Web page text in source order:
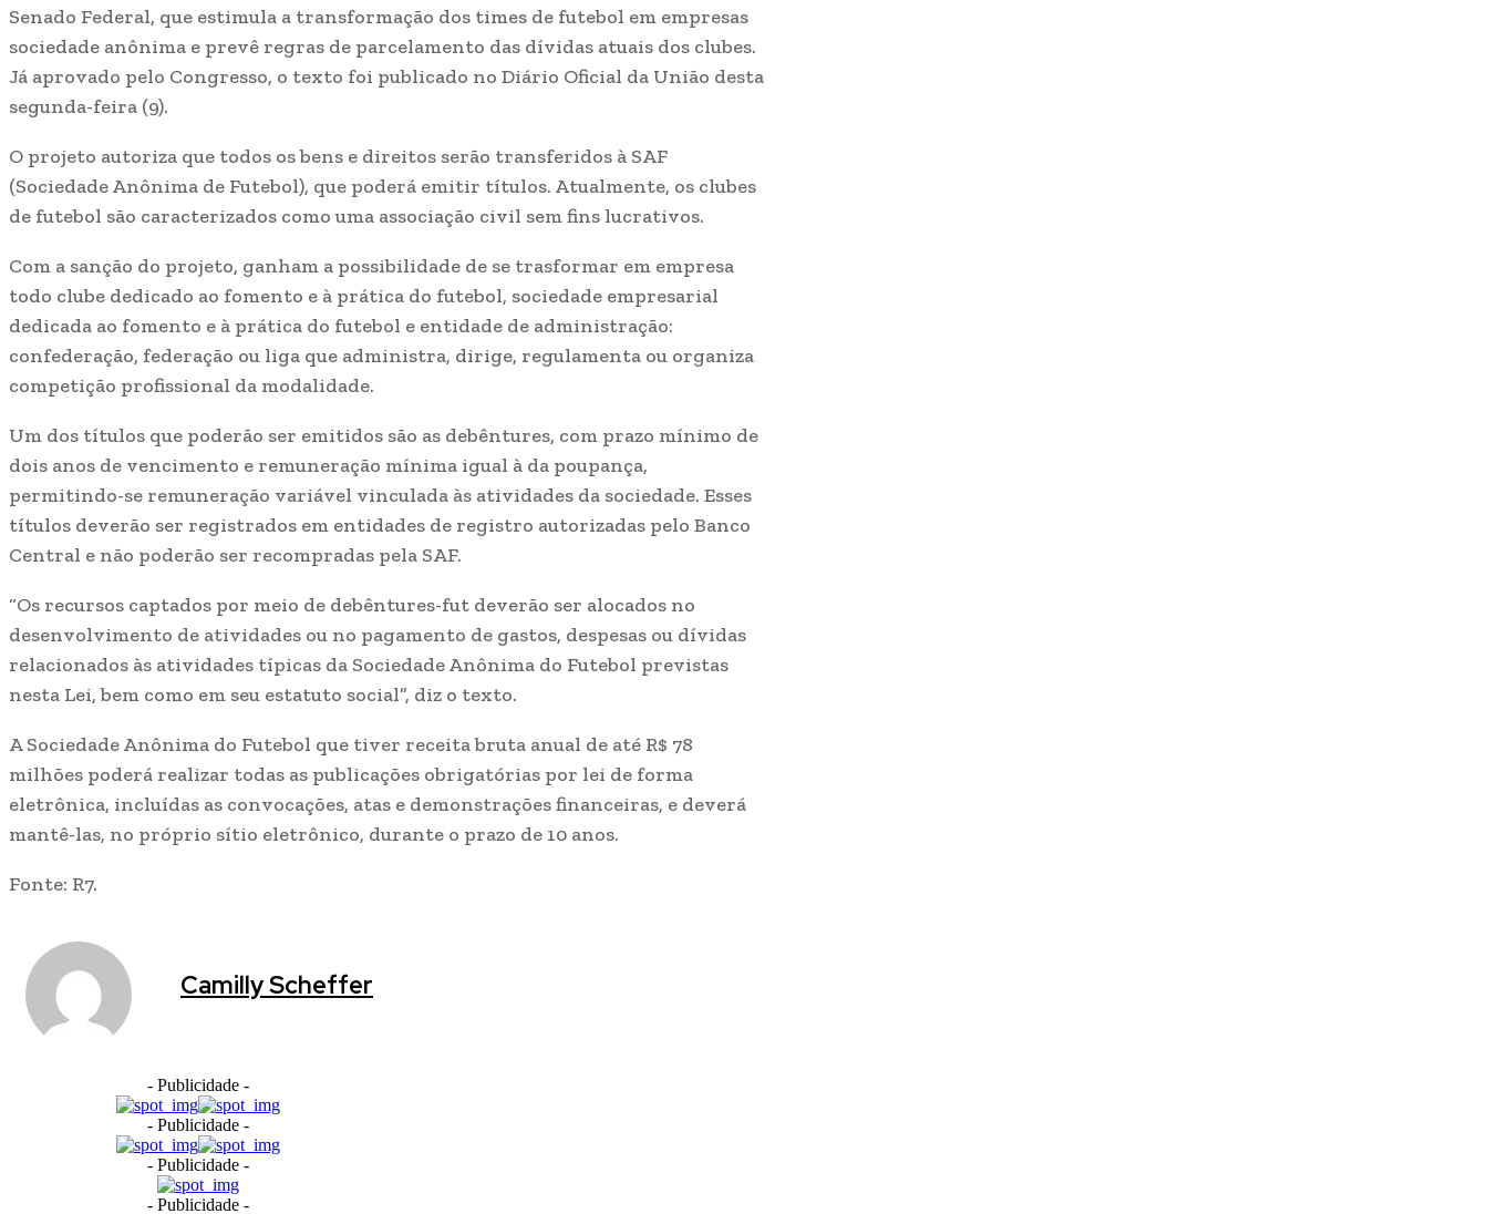
Senado Federal, que estimula a transformação dos times de futebol em empresas
sociedade anônima e prevê regras de parcelamento das dívidas atuais dos clubes.
Já aprovado pelo Congresso, o texto foi publicado no Diário Oficial da União desta
segunda-feira (9).
O projeto autoriza que todos os bens e direitos serão transferidos à SAF
(Sociedade Anônima de Futebol), que poderá emitir títulos. Atualmente, os clubes
de futebol são caracterizados como uma associação civil sem fins lucrativos.
Com a sanção do projeto, ganham a possibilidade de se trasformar em empresa
todo clube dedicado ao fomento e à prática do futebol, sociedade empresarial
dedicada ao fomento e à prática do futebol e entidade de administração:
confederação, federação ou liga que administra, dirige, regulamenta ou organiza
competição profissional da modalidade.
Um dos títulos que poderão ser emitidos são as debêntures, com prazo mínimo de
dois anos de vencimento e remuneração mínima igual à da poupança,
permitindo-se remuneração variável vinculada às atividades da sociedade. Esses
títulos deverão ser registrados em entidades de registro autorizadas pelo Banco
Central e não poderão ser recompradas pela SAF.
“Os recursos captados por meio de debêntures-fut deverão ser alocados no
desenvolvimento de atividades ou no pagamento de gastos, despesas ou dívidas
relacionados às atividades típicas da Sociedade Anônima do Futebol previstas
nesta Lei, bem como em seu estatuto social”, diz o texto.
A Sociedade Anônima do Futebol que tiver receita bruta anual de até R$ 78
milhões poderá realizar todas as publicações obrigatórias por lei de forma
eletrônica, incluídas as convocações, atas e demonstrações financeiras, e deverá
mantê-las, no próprio sítio eletrônico, durante o prazo de 10 anos.
Fonte: R7.
Camilly Scheffer
- Publicidade -
- Publicidade -
- Publicidade -
- Publicidade -